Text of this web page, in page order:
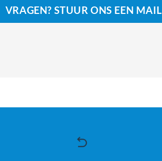
VRAGEN? STUUR ONS EEN MAIL